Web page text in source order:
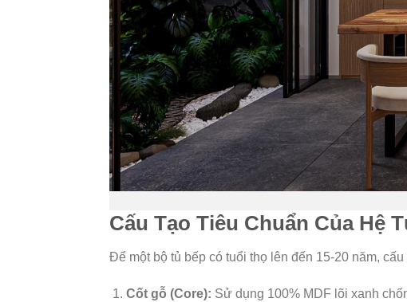
Cấu Tạo Tiêu Chuẩn Của Hệ
Để một bộ tủ bếp có tuổi thọ lên đến 15-20 năm,
Cốt gỗ (Core): Sử dụng 100% MDF lõi xanh